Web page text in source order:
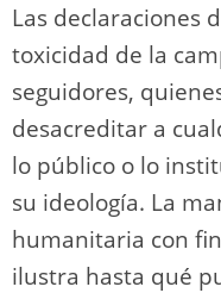
Las declaraciones
toxicidad de la
seguidores,
desacreditar a
lo público o lo
su ideología. La
humanitaria con
ilustra hasta qué